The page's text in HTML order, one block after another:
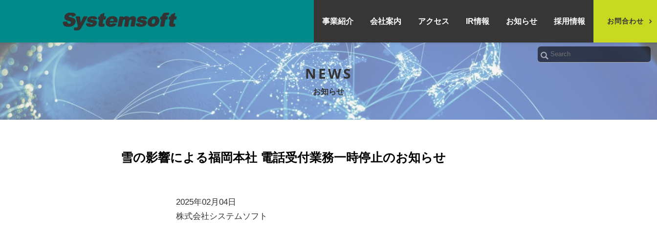
事業紹介 会社案内 アクセス IR情報 お知らせ 採用情報 お問合わせ
NEWS
お知らせ
雪の影響による福岡本社 電話受付業務一時停止のお知らせ
2025年02月04日
株式会社システムソフト